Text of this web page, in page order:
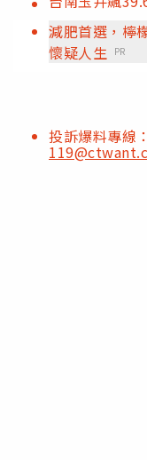
減肥首選，檸
懷疑人生 PR
投訴爆料專線：